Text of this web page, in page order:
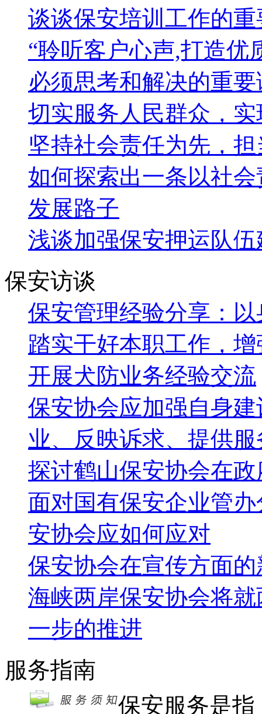
谈谈保安培训工作的重
“聆听客户心声,打造优
必须思考和解决的重
切实服务人民群众，
坚持社会责任为先，
如何探索出一条以社
发展路子
浅谈加强保安押运队
保安访谈
保安管理经验分享：
踏实干好本职工作，
开展犬防业务经验交流
保安协会应加强自身
业、反映诉求、提供
探讨鹤山保安协会在
面对国有保安企业管
安协会应如何应对
保安协会在宣传方面
海峡两岸保安协会将
一步的推进
服务指南
保安服务是